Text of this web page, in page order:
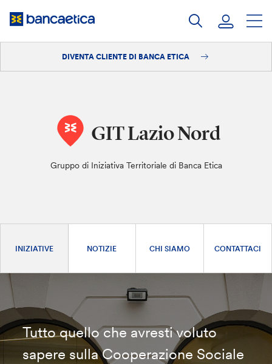
DIVENTA CLIENTE DI BANCA ETICA
GIT Lazio Nord
Gruppo di Iniziativa Territoriale di Banca Etica
INIZIATIVE NOTIZIE CHI SIAMO CONTATTACI
Tutto quello che avresti voluto
sapere sulla Cooperazione Sociale